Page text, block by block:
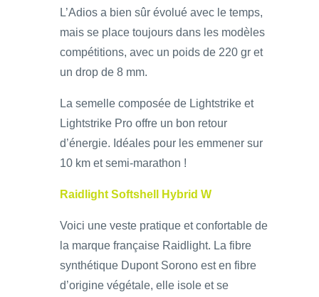
L’Adios a bien sûr évolué avec le temps,
mais se place toujours dans les modèles
compétitions, avec un poids de 220 gr et
un drop de 8 mm.
La semelle composée de Lightstrike et
Lightstrike Pro offre un bon retour
d’énergie. Idéales pour les emmener sur
10 km et semi-marathon !
Raidlight Softshell Hybrid W
Voici une veste pratique et confortable de
la marque française Raidlight. La fibre
synthétique Dupont Sorono est en fibre
d’origine végétale, elle isole et se